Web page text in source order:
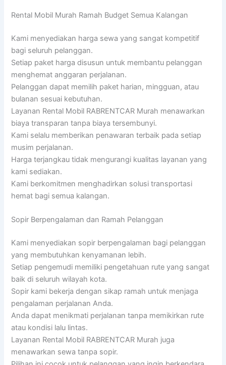
Rental Mobil Murah Ramah Budget Semua Kalangan
Kami menyediakan harga sewa yang sangat kompetitif
bagi seluruh pelanggan.
Setiap paket harga disusun untuk membantu pelanggan
menghemat anggaran perjalanan.
Pelanggan dapat memilih paket harian, mingguan, atau
bulanan sesuai kebutuhan.
Layanan Rental Mobil RABRENTCAR Murah menawarkan
biaya transparan tanpa biaya tersembunyi.
Kami selalu memberikan penawaran terbaik pada setiap
musim perjalanan.
Harga terjangkau tidak mengurangi kualitas layanan yang
kami sediakan.
Kami berkomitmen menghadirkan solusi transportasi
hemat bagi semua kalangan.
Sopir Berpengalaman dan Ramah Pelanggan
Kami menyediakan sopir berpengalaman bagi pelanggan
yang membutuhkan kenyamanan lebih.
Setiap pengemudi memiliki pengetahuan rute yang sangat
baik di seluruh wilayah kota.
Sopir kami bekerja dengan sikap ramah untuk menjaga
pengalaman perjalanan Anda.
Anda dapat menikmati perjalanan tanpa memikirkan rute
atau kondisi lalu lintas.
Layanan Rental Mobil RABRENTCAR Murah juga
menawarkan sewa tanpa sopir.